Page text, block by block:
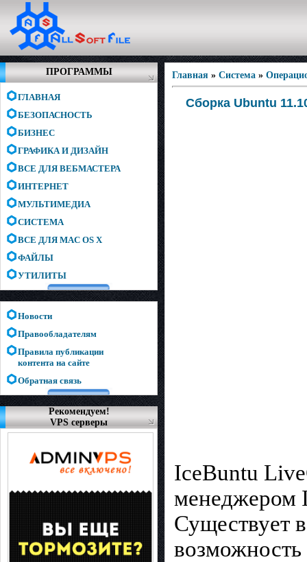
ПРОГРАММЫ
ГЛАВНАЯ
БЕЗОПАСНОСТЬ
БИЗНЕС
ГРАФИКА И ДИЗАЙН
ВСЕ ДЛЯ ВЕБМАСТЕРА
ИНТЕРНЕТ
МУЛЬТИМЕДИА
СИСТЕМА
ВСЕ ДЛЯ MAC OS X
ФАЙЛЫ
УТИЛИТЫ
Новости
Правообладателям
Правила публикации
контента на сайте
Обратная связь
Рекомендуем!
VPS серверы
Главная » Система »
Cборка Ubuntu
IceBuntu
менеджером
Существует
возможность